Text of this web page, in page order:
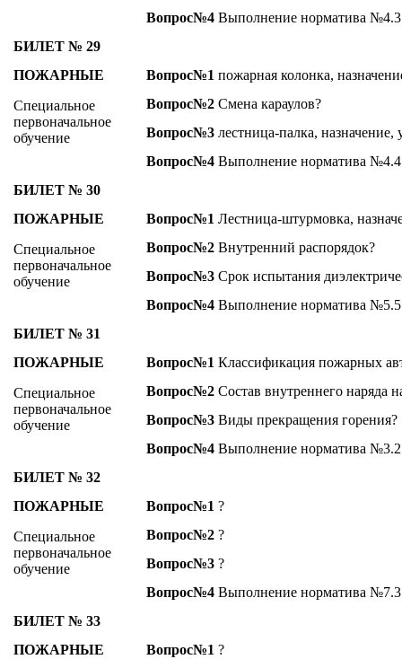
Вопрос№4 Выполнение норматива №4.3
БИЛЕТ № 29
ПОЖАРНЫЕ
Специальное
первоначальное
обучение
Вопрос№1 пожарная колонка,
Вопрос№2 Смена караулов?
Вопрос№3 лестница-палка, назначение,
Вопрос№4 Выполнение норматива №4.4
БИЛЕТ № 30
ПОЖАРНЫЕ
Специальное
первоначальное
обучение
Вопрос№1 Лестница-штурмовка,
Вопрос№2 Внутренний распорядок?
Вопрос№3 Срок испытания
Вопрос№4 Выполнение норматива №5.5
БИЛЕТ № 31
ПОЖАРНЫЕ
Специальное
первоначальное
обучение
Вопрос№1 Классификация пожарных
Вопрос№2 Состав внутреннего наряда
Вопрос№3 Виды прекращения горения?
Вопрос№4 Выполнение норматива №3.2
БИЛЕТ № 32
ПОЖАРНЫЕ
Специальное
первоначальное
обучение
Вопрос№1 ?
Вопрос№2 ?
Вопрос№3 ?
Вопрос№4 Выполнение норматива №7.3
БИЛЕТ № 33
ПОЖАРНЫЕ
Вопрос№1 ?